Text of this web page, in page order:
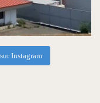
Instagram